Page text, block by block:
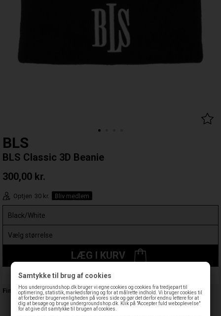
Samtykke til brug af cookies
Hos undergroundshop.dk bruger vi egne cookies og cookies fra tredjepart til
optimering, statistik, markedsføring og for at målrette indhold. Vi bruger cookies til
at forbedrer brugervenligheden på vores side og gør det derfor endnu lettere for at
dig at besøge og bruge undergroundshop.dk. Klik på "Accepter fuld weboplevelse"
for at give dit samtykke til brugen af cookies.
BLS
BLS Classic 3D Beanie
300,00 kr.
Optjen 30 kr. Bliv medlem
LÆG I KURV
Leveringstid: 1-3 hverdage
Findes også: